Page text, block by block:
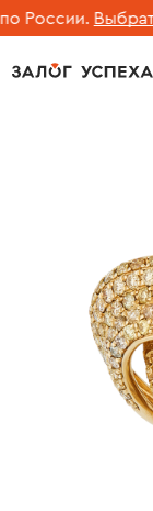
России. Выбрать